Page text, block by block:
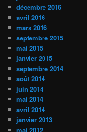
décembre 2016
avril 2016
mars 2016
septembre 2015
mai 2015
janvier 2015
septembre 2014
août 2014
juin 2014
mai 2014
avril 2014
janvier 2013
mai 2012